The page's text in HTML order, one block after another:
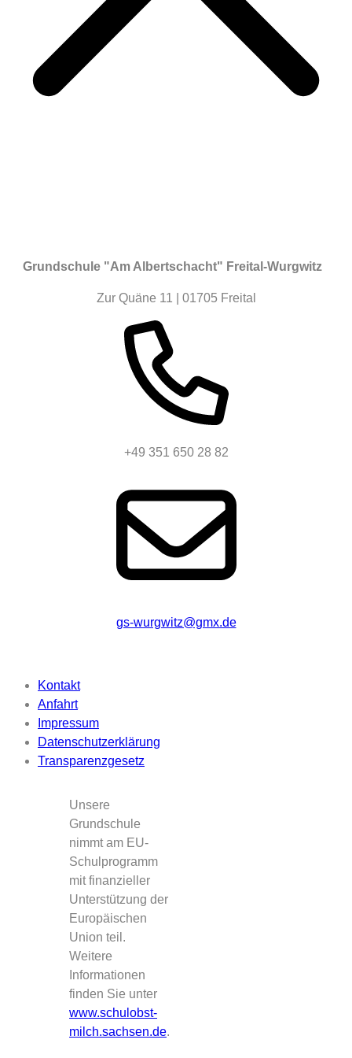
Grundschule "Am Albertschacht" Freital-Wurgwitz
Zur Quäne 11 | 01705 Freital
+49 351 650 28 82
gs-wurgwitz@gmx.de
Kontakt
Anfahrt
Impressum
Datenschutzerklärung
Transparenzgesetz
Unsere
Grundschule
nimmt am EU-
Schulprogramm
mit finanzieller
Unterstützung der
Europäischen
Union teil.
Weitere
Informationen
finden Sie unter
www.schulobst-
milch.sachsen.de.